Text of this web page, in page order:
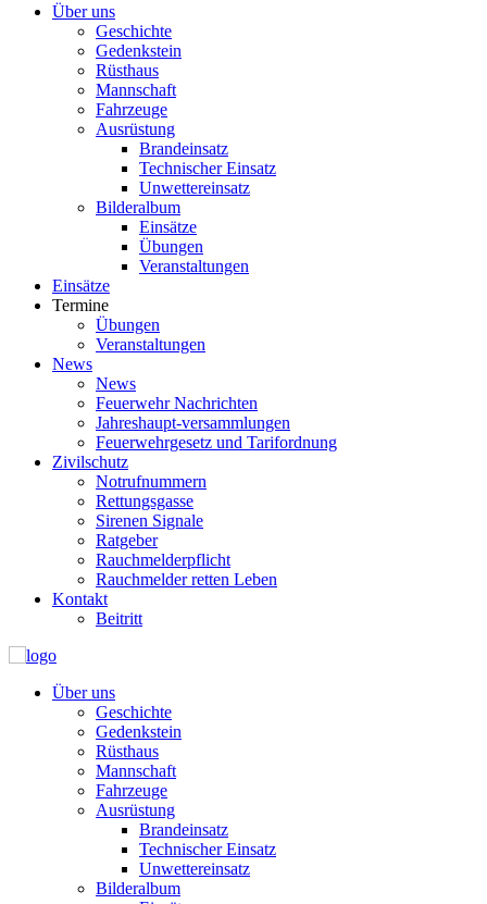
Über uns
Geschichte
Gedenkstein
Rüsthaus
Mannschaft
Fahrzeuge
Ausrüstung
Brandeinsatz
Technischer Einsatz
Unwettereinsatz
Bilderalbum
Einsätze
Übungen
Veranstaltungen
Einsätze
Termine
Übungen
Veranstaltungen
News
News
Feuerwehr Nachrichten
Jahreshaupt-versammlungen
Feuerwehrgesetz und Tarifordnung
Zivilschutz
Notrufnummern
Rettungsgasse
Sirenen Signale
Ratgeber
Rauchmelderpflicht
Rauchmelder retten Leben
Kontakt
Beitritt
Über uns
Geschichte
Gedenkstein
Rüsthaus
Mannschaft
Fahrzeuge
Ausrüstung
Brandeinsatz
Technischer Einsatz
Unwettereinsatz
Bilderalbum